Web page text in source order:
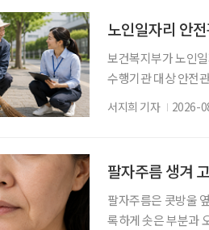
노인일자리 안
보건복지부가 노인
수행기관 대상 안전
폭 강화한다. 보건
안전전담인력 613
서지희 기자 2026-
팔자주름 생겨
팔자주름은 콧방울
록하게 솟은 부분과